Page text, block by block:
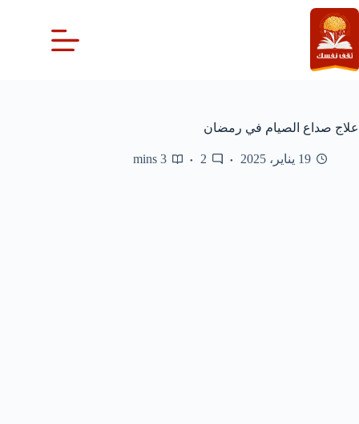
التجاوز
إلى
المحتوى
علاج صداع الصيام في رمضان
19 يناير، 2025 2
3 mins